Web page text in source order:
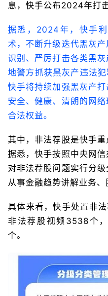
息，快手公布2024年打
据悉，2024年，快手
术，不断升级迭代黑灰
识别、严厉打击各类黑
地警方抓获黑灰产违法
快手将持续加强黑灰产
安全、健康、清朗的网
合法权益。
其中，非法荐股是快手重
据悉，快手按照中央网信
对非法荐股问题实行分
从事金融趋势讲解业务、
具体来看，快手处置非
非法荐股视频3538个
个。